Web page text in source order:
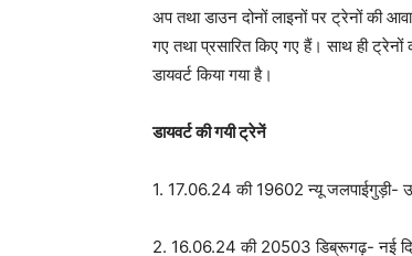
अप तथा डाउन दोनों लाइनों पर ट्रेनों की
गए तथा प्रसारित किए गए हैं। साथ ही
डायवर्ट किया गया है।
डायवर्ट की गयी ट्रेनें
1. 17.06.24 की 19602 न्यू जलपाईगुड़ी-
2. 16.06.24 की 20503 डिब्रूगढ़- नई